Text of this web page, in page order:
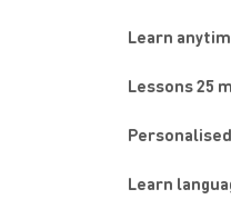
Learn
Lessons 25
Learn